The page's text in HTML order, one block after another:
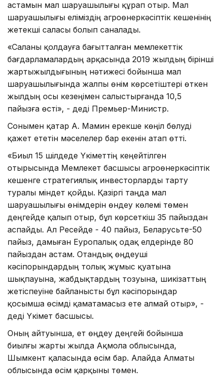
астамын мал шаруашылығы құрап отыр. Мал
шаруашылығы еліміздің агроөнеркәсіптік кешенінің
жетекші саласы болып саналады.
«Саланы қолдауға бағытталған мемлекеттік
бағдарламалардың арқасында 2019 жылдың бірінші
жартыжылдығының нәтижесі бойынша мал
шаруашылығында жалпы өнім көрсетіштері өткен
жылдың осы кезеңімен салыстырғанда 10,5
пайызға өсті», - деді Премьер-Министр.
Сонымен қатар А. Мамин ерекше көңіл бөлуді
қажет ететін мәселелер бар екенін атап өтті.
«Биыл 15 шілдеде Үкіметтің кеңейтілген
отырысында Мемлекет басшысы агроөнеркәсіптік
кешенге стратегиялық инвесторларды тарту
туралы міндет қойды. Қазіргі таңда мал
шаруашылығы өнімдерін өндеу көлемі төмен
деңгейде қалып отыр, бұл көрсеткіш 35 пайыздан
аспайды. Ал Ресейде - 40 пайыз, Беларусьте-50
пайыз, дамыған Еуропалық одақ елдерінде 80
пайыздан астам. Отандық өңдеуші
кәсіпорындардың толық жұмыс қуатына
шықпауына, жабдықтардың тозуына, шикізаттың
жетіспеуіне байланысты бұл кәсіпорындар
қосымша өсімді қаматамасыз ете алмай отыр», -
деді Үкімет басшысы.
Оның айтуынша, ет өңдеу деңгейі бойынша
биылғы жарты жылда Ақмола облысында,
Шымкент қаласында өсім бар. Алайда Алматы
облысында өсім қарқыны төмен.